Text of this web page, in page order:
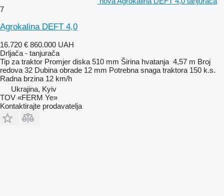
7
Agrokalina DEFT 4,0
16.720 € 860.000 UAH
Drljača - tanjurača
Tip za traktor Promjer diska 510 mm Širina hvatanja 4,57 m Broj
redova 32 Dubina obrade 12 mm Potrebna snaga traktora 150 k.s.
Radna brzina 12 km/h
Ukrajina, Kyiv
TOV «FERM Ye»
Kontaktirajte prodavatelja